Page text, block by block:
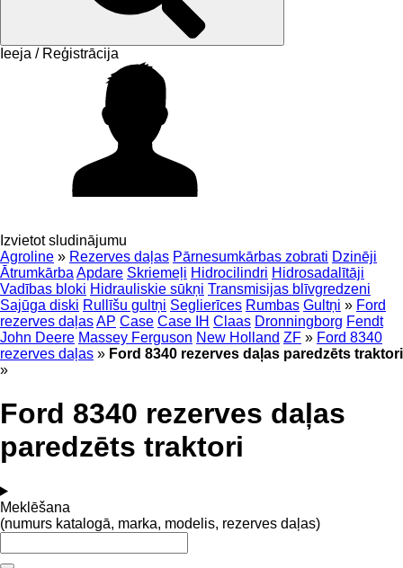
Ieeja / Reģistrācija
Izvietot sludinājumu
Agroline » Rezerves daļas Pārnesumkārbas zobrati Dzinēji
Ātrumkārba Apdare Skriemeļi Hidrocilindri Hidrosadalītāji
Vadības bloki Hidrauliskie sūkņi Transmisijas blīvgredzeni
Sajūga diski Rullīšu gultņi Seglierīces Rumbas Gultņi » Ford
rezerves daļasAP Case Case IH Claas Dronningborg Fendt
John Deere Massey Ferguson New Holland ZF » Ford 8340
rezerves daļas » Ford 8340 rezerves daļas paredzēts traktori
»
Ford 8340 rezerves daļas
paredzēts traktori
Meklēšana
(numurs katalogā, marka, modelis, rezerves daļas)